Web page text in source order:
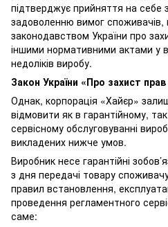
підтверджує прийняття на себе
задоволенню вимог споживачів,
законодавством України про
іншими нормативними актами у
недоліків виробу.
Закон України «Про захист
Однак, корпорація «Хайєр»
відмовити як в гарантійному,
сервісному обслуговуванні
викладених нижче умов.
Виробник несе гарантійні
з дня передачі товару
правил встановлення,
проведення регламентного
саме: